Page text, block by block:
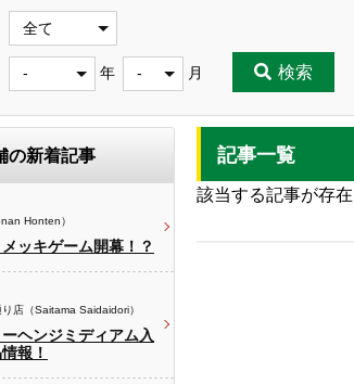
年 月 検索
記事一覧
該当する記事が存在
の新着記事
Honten）
メッキゲーム開幕！？
店（Saitama Saidaidori）
ヘンジミディアム入
報！